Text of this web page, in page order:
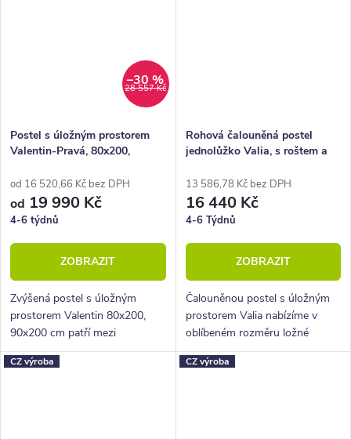
28 557 Kč
–30 %
Postel s úložným prostorem
Valentin-Pravá, 80x200,
od 16 520,66 Kč bez DPH
od 19 990 Kč
4-6 týdnů
ZOBRAZIT
Zvýšená postel s úložným
prostorem Valentin 80x200,
90x200 cm patří mezi
designové postele z nábytkové
řady BedWorld. Vyniká
Rohová čalouněná postel
jednolůžko Valia, s roštem a
13 586,78 Kč bez DPH
16 440 Kč
4-6 Týdnů
ZOBRAZIT
Čalouněnou postel s úložným
prostorem Valia nabízíme v
oblíbeném rozměru ložné
plochy 90x200 a 80x200 cm.
CZ výroba CZ výroba